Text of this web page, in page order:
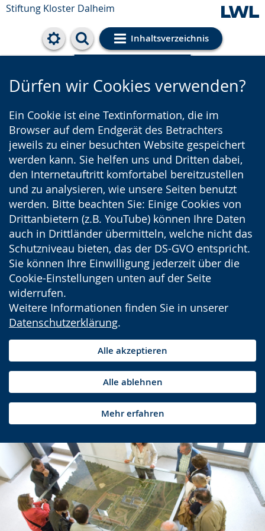
Stiftung Kloster Dalheim
Inhaltsverzeichnis
Cookie-Einstellungen
Dürfen wir Cookies verwenden?
Ein Cookie ist eine Textinformation, die im
Browser auf dem Endgerät des Betrachters
jeweils zu einer besuchten Website gespeichert
werden kann. Sie helfen uns und Dritten dabei,
den Internetauftritt komfortabel bereitzustellen
und zu analysieren, wie unsere Seiten benutzt
werden. Bitte beachten Sie: Einige Cookies von
Drittanbietern (z.B. YouTube) können Ihre Daten
auch in Drittländer übermitteln, welche nicht das
Schutzniveau bieten, das der DS-GVO entspricht.
Sie können Ihre Einwilligung jederzeit über die
Cookie-Einstellungen unten auf der Seite
widerrufen.
Weitere Informationen finden Sie in unserer
Datenschutzerklärung.
Alle akzeptieren
Alle ablehnen
Mehr erfahren